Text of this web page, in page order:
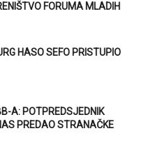
FORUMA MLADIH
HASO SEFO PRISTUPIO
A: POTPREDSJEDNIK
PREDAO STRANAČKE